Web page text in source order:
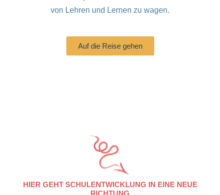
von Lehren und Lernen zu wagen.
Auf die Reise gehen
HIER GEHT SCHULENTWICKLUNG IN EINE NEUE